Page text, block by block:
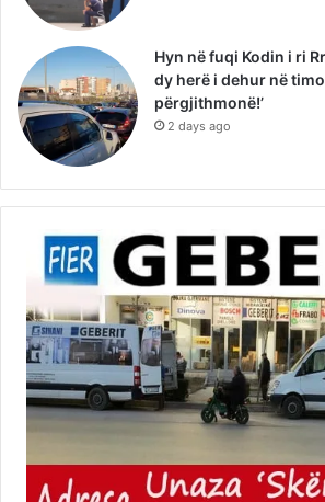
Hyn në fuqi Kodin i ri
dy herë i dehur në
përgjithmonë!’
2 days ago